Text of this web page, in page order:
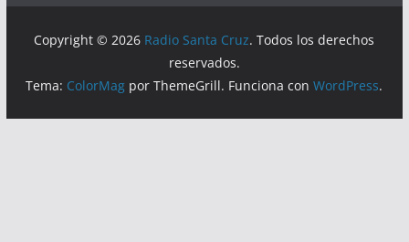
Copyright © 2026 Radio Santa Cruz. Todos los derechos
reservados.
Tema: ColorMag por ThemeGrill. Funciona conWordPress.